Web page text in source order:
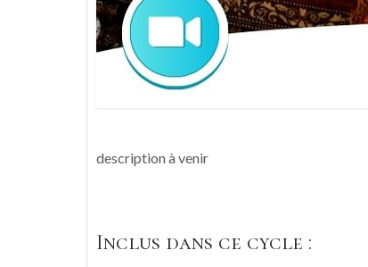
description à venir
Inclus dans ce cycle :